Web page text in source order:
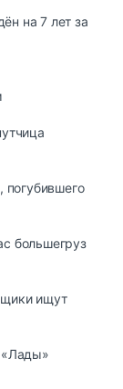
на 7 лет за
погубившего
большегруз
ищут
«Лады»